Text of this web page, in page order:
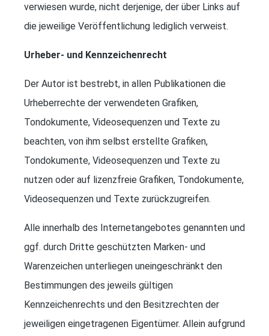
verwiesen wurde, nicht derjenige, der über Links auf
die jeweilige Veröffentlichung lediglich verweist.
Urheber- und Kennzeichenrecht
Der Autor ist bestrebt, in allen Publikationen die
Urheberrechte der verwendeten Grafiken,
Tondokumente, Videosequenzen und Texte zu
beachten, von ihm selbst erstellte Grafiken,
Tondokumente, Videosequenzen und Texte zu
nutzen oder auf lizenzfreie Grafiken, Tondokumente,
Videosequenzen und Texte zurückzugreifen.
Alle innerhalb des Internetangebotes genannten und
ggf. durch Dritte geschützten Marken- und
Warenzeichen unterliegen uneingeschränkt den
Bestimmungen des jeweils gültigen
Kennzeichenrechts und den Besitzrechten der
jeweiligen eingetragenen Eigentümer. Allein aufgrund